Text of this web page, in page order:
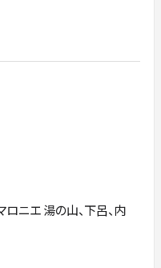
ロニエ 湯の山、下呂、内